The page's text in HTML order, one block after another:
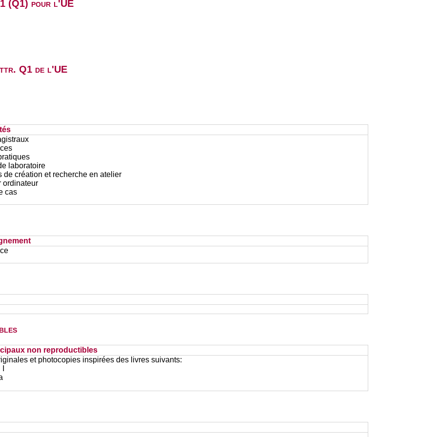
(Q1) pour l'UE
Q1 de l'UE
laboratoire
de création et recherche en atelier
ordinateur
cas
non reproductibles
et photocopies inspirées des livres suivants: